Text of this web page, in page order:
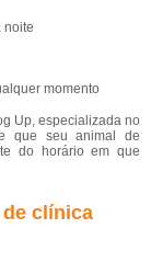
noite
momento
Up, especializada no
que seu animal de
do horário em que
de clínica